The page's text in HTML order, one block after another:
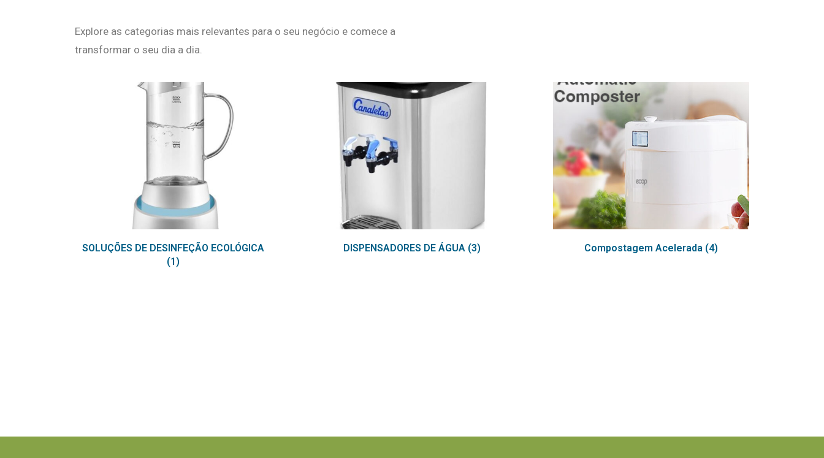
Explore as categorias mais relevantes para o seu negócio e comece a
transformar o seu dia a dia.
SOLUÇÕES DE DESINFEÇÃO ECOLÓGICA
(1)
DISPENSADORES DE ÁGUA (3) Compostagem Acelerada (4)